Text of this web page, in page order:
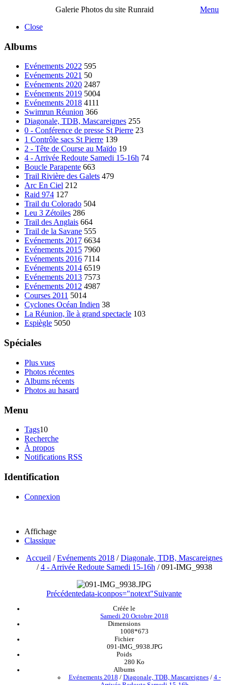
Galerie Photos du site Runraid
Menu
Close
Albums
Evénements 2022 595
Evénements 2021 50
Evénements 2020 2487
Evénements 2019 5004
Evénements 2018 4111
Swimrun Réunion 366
Diagonale, TDB, Mascareignes 255
0 - Conférence de presse St Pierre 23
1 Contrôle sacs St Pierre 139
2 - Tête de Course au Maïdo 19
4 - Arrivée Redoute Samedi 15-16h 74
Boucle Parapente 663
Trail Rivière des Galets 479
Arc En Ciel 212
Raid 974 127
Trail du Colorado 504
Leu 3 Zétoiles 286
Trail des Anglais 664
Trail de la Savane 555
Evénements 2017 6634
Evénements 2015 7960
Evénements 2016 7114
Evénements 2014 6519
Evénements 2013 7573
Evénements 2012 4987
Courses 2011 5014
Cyclones Océan Indien 38
La Réunion, île à grand spectacle 103
Espiègle 5050
Spéciales
Plus vues
Photos récentes
Albums récents
Photos au hasard
Menu
Tags10
Recherche
À propos
Notifications RSS
Identification
Connexion
Affichage
Classique
Accueil /Evénements 2018 /Diagonale, TDB, Mascareignes
/4 - Arrivée Redoute Samedi 15-16h /091-IMG_9938
Précédentedata-iconpos="notext"Suivante
Créée le
Samedi 20 Octobre 2018
Dimensions
1008*673
Fichier
091-IMG_9938.JPG
Poids
280 Ko
Albums
Evénements 2018 / Diagonale, TDB, Mascareignes/ 4 -